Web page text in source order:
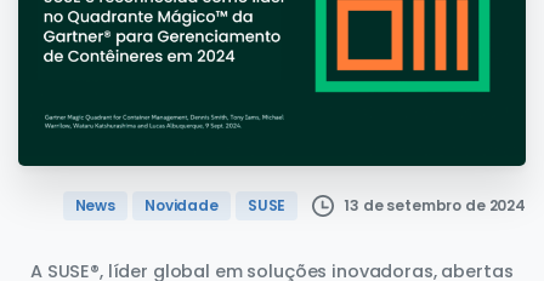
News Novidade SUSE 13 de setembro de 2024
A SUSE®, líder global em soluções inovadoras, abertas